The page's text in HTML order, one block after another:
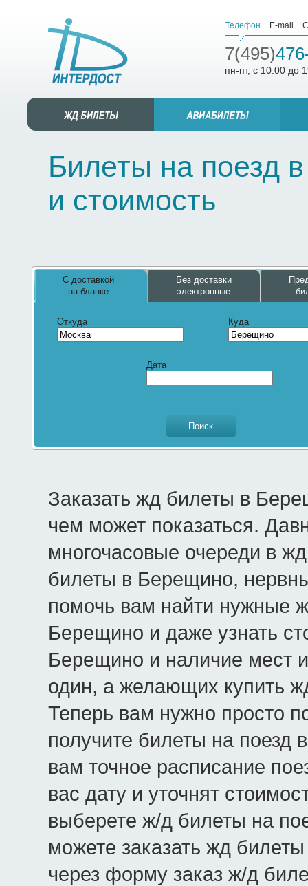
Телефон E-mail
7(495)
пн-пт, с 10:00 до
Билеты на поезд
и стоимость
С доставкой
на бланке
Без доставки
электронные
Откуда Куда
Дата
Заказать жд билеты в
чем может показаться.
многочасовые очереди в
билеты в Берещино,
помочь вам найти нужные
Берещино и даже узнать
Берещино и наличие мест
один, а желающих купить
Теперь вам нужно просто
получите билеты на
вам точное расписание
вас дату и уточнят
выберете ж/д билеты на
можете заказать жд
через форму заказ ж/д